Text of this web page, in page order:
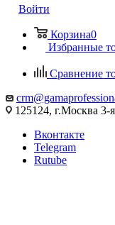
Войти
Корзина0
Избранные
Сравнение
125124, г.Москва 3-
Вконтакте
Telegram
Rutube